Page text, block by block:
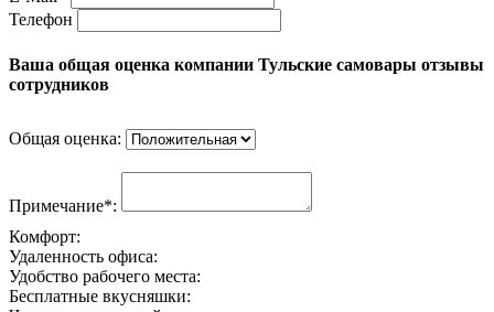
Телефон
Ваша общая оценка компании Тульские самовары отзывы
сотрудников
Общая оценка:
Примечание*:
Комфорт:
Удаленность офиса:
Удобство рабочего места:
Бесплатные вкусняшки: